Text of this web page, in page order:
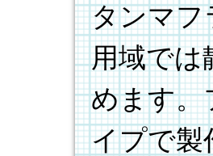
タンマフ
用域では
めます。
イプで製